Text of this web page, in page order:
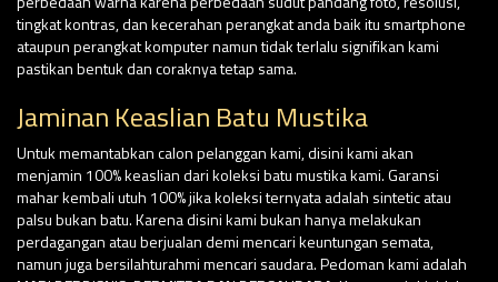
tingkat kontras, dan kecerahan perangkat anda baik itu smartphone
ataupun perangkat komputer namun tidak terlalu signifikan kami
pastikan bentuk dan coraknya tetap sama.
Jaminan Keaslian Batu Mustika
Untuk memantabkan calon pelanggan kami, disini kami akan
menjamin 100% keaslian dari koleksi batu mustika kami. Garansi
mahar kembali utuh 100% jika koleksi ternyata adalah sintetic atau
palsu bukan batu. Karena disini kami bukan hanya melakukan
perdagangan atau berjualan demi mencari keuntungan semata,
namun juga bersilahturahmi mencari saudara. Pedoman kami adalah